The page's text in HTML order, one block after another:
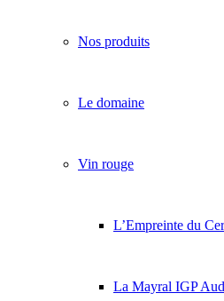
Nos produits
Le domaine
Vin rouge
L’Empreinte du
La Mayral IGP